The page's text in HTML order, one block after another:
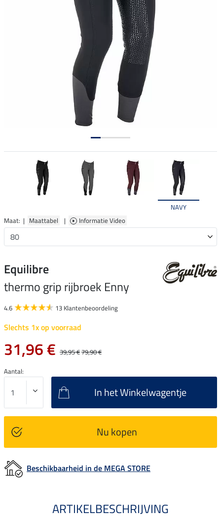
NAVY
Maat: | Maattabel | Informatie Video
Equilibre
thermo grip rijbroek Enny
4.6 13 Klantenbeoordeling
Slechts 1x op voorraad
31,96 € 39,95 €79,90 €
Aantal:
In het Winkelwagentje
Nu kopen
Beschikbaarheid in de MEGA STORE
ARTIKELBESCHRIJVING